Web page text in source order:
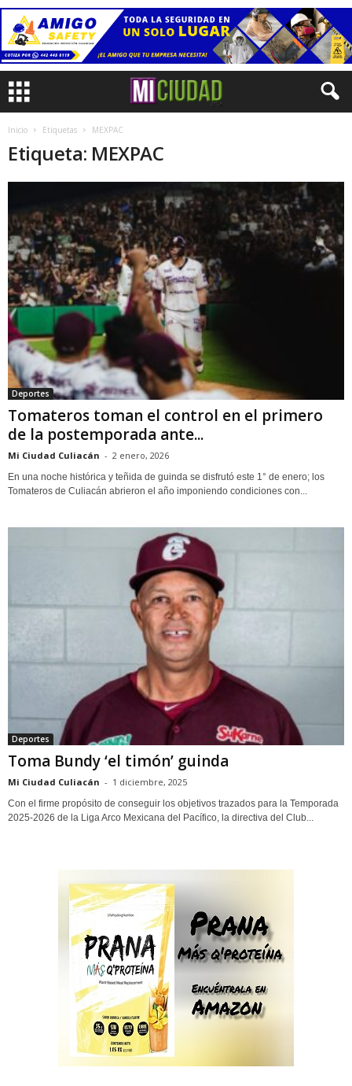
Inicio Etiquetas MEXPAC
Etiqueta: MEXPAC
Deportes
Tomateros toman el control en el primero
de la postemporada ante...
Mi Ciudad Culiacán - 2 enero, 2026
En una noche histórica y teñida de guinda se disfrutó este 1° de enero; los
Tomateros de Culiacán abrieron el año imponiendo condiciones con...
Deportes
Toma Bundy ‘el timón’ guinda
Mi Ciudad Culiacán - 1 diciembre, 2025
Con el firme propósito de conseguir los objetivos trazados para la Temporada
2025-2026 de la Liga Arco Mexicana del Pacífico, la directiva del Club...